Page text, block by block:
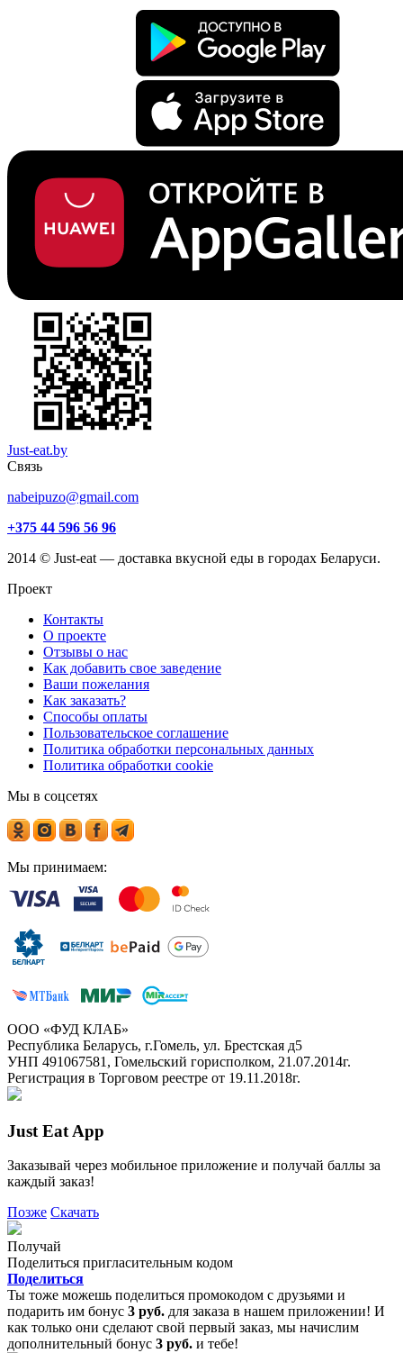
Just-eat.by
Связь
nabeipuzo@gmail.com
+375 44 596 56 96
2014 © Just-eat — доставка вкусной еды в городах Беларуси.
Проект
Контакты
О проекте
Отзывы о нас
Как добавить свое заведение
Ваши пожелания
Как заказать?
Способы оплаты
Пользовательское соглашение
Политика обработки персональных данных
Политика обработки cookie
Мы в соцсетях
Мы принимаем:
ООО «ФУД КЛАБ»
Республика Беларусь, г.Гомель, ул. Брестская д5
УНП 491067581, Гомельский горисполком, 21.07.2014г.
Регистрация в Торговом реестре от 19.11.2018г.
Just Eat App
Заказывай через мобильное приложение и получай баллы за
каждый заказ!
Позже Скачать
Получай
Поделиться пригласительным кодом
Поделиться
Ты тоже можешь поделиться промокодом с друзьями и
подарить им бонус 3 руб. для заказа в нашем приложении! И
как только они сделают свой первый заказ, мы начислим
дополнительный бонус 3 руб. и тебе!